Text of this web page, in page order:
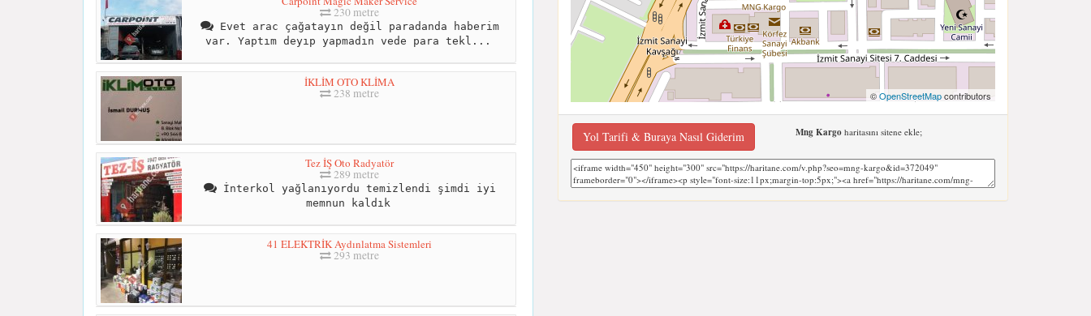
230 metre
Evet arac çağatayın değil paradanda haberim
var. Yaptım deyıp yapmadın vede para tekl...
İKLİM OTO KLİMA
238 metre
Tez İŞ Oto Radyatör
289 metre
İnterkol yağlanıyordu temizlendi şimdi iyi
memnun kaldık
41 ELEKTRİK Aydınlatma Sistemleri
293 metre
©OpenStreetMapcontributors
Yol Tarifi & Buraya Nasıl Giderim Mng Kargoharitasını sitene ekle;